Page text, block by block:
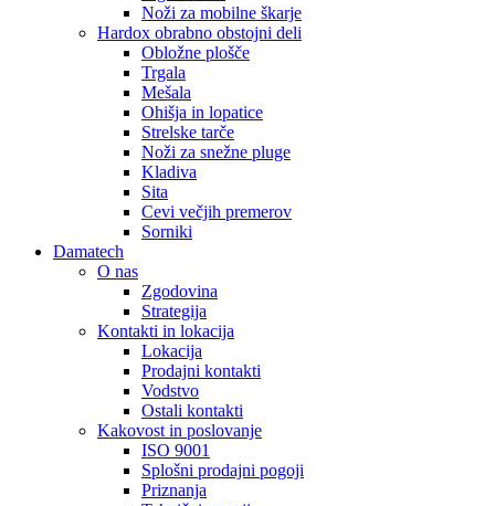
Noži za mobilne škarje
Hardox obrabno obstojni deli
Obložne plošče
Trgala
Mešala
Ohišja in lopatice
Strelske tarče
Noži za snežne pluge
Kladiva
Sita
Cevi večjih premerov
Sorniki
Damatech
O nas
Zgodovina
Strategija
Kontakti in lokacija
Lokacija
Prodajni kontakti
Vodstvo
Ostali kontakti
Kakovost in poslovanje
ISO 9001
Splošni prodajni pogoji
Priznanja